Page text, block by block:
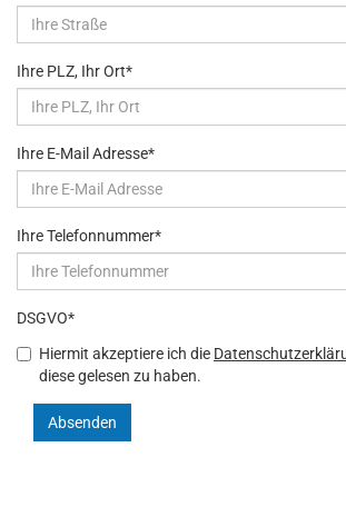
Ihre PLZ, Ihr Ort*
Ihre E-Mail Adresse*
Ihre Telefonnummer*
DSGVO*
Hiermit akzeptiere ich die
diese gelesen zu haben.